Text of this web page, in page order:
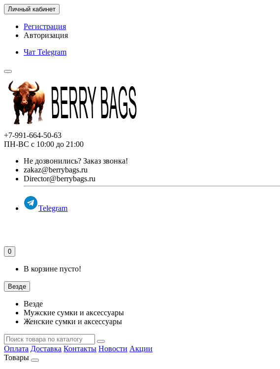
Личный кабинет
Регистрация
Авторизация
Чат Telegram
+7-991-664-50-63
ПН-ВС с 10:00 до 21:00
Не дозвонились? Заказ звонка!
zakaz@berrybags.ru
Director@berrybags.ru
Telegram
0
В корзине пусто!
Везде
Везде
Мужские сумки и аксессуары
Женские сумки и аксессуары
Оплата Доставка Контакты Новости Акции
Товары